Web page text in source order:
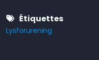
Étiquettes
Lysforurening